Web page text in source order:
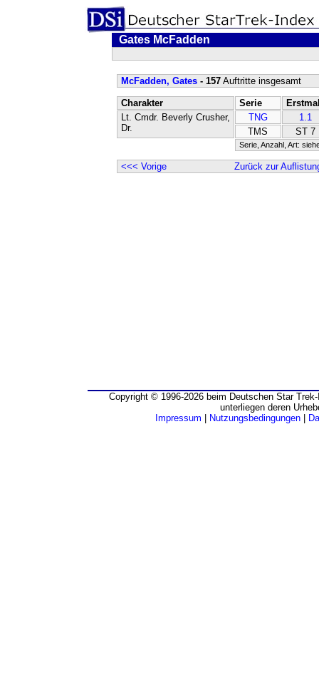
Gates McFadden
McFadden, Gates- 157Auftritte insgesamt
Charakter Serie
Lt. Cmdr. Beverly Crusher,
Dr.
TNG
1.1
TMS
ST 7
Serie, Anzahl, Art:
<<< Vorige Zurück zur
Copyright © 1996-2026 beim Deutschen Star
unterliegen deren
Impressum
Nutzungsbedingungen